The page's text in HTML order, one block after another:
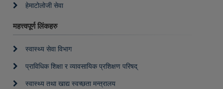
हेमाटोलोजी सेवा
महत्त्वपूर्ण लिंकहरु
स्वास्थ्य सेवा विभाग
प्राविधिक शिक्षा र व्यावसायिक प्रशिक्षण परिषद्
स्वास्थ्य तथा खाद्य स्वच्छता मन्त्रालय